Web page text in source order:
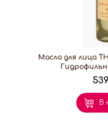
Масло для лица
В